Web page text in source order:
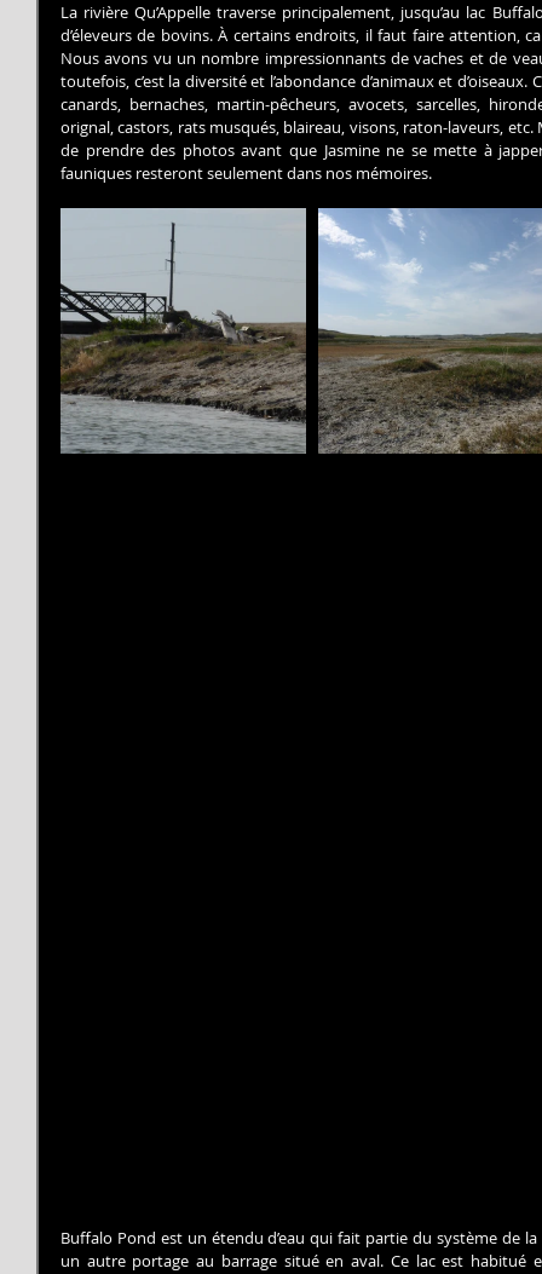
La rivière Qu’Appelle traverse principalement, jusqu’au lac
d’éleveurs de bovins. À certains endroits, il faut faire attention,
Nous avons vu un nombre impressionnants de vaches et de
toutefois, c’est la diversité et l’abondance d’animaux et
canards, bernaches, martin-pêcheurs, avocets, sarcelles,
orignal, castors, rats musqués, blaireau, visons, raton-laveurs,
de prendre des photos avant que Jasmine ne se mette à
fauniques resteront seulement dans nos mémoires.
Buffalo Pond est un étendu d’eau qui fait partie du système de la
un autre portage au barrage situé en aval. Ce lac est habitué